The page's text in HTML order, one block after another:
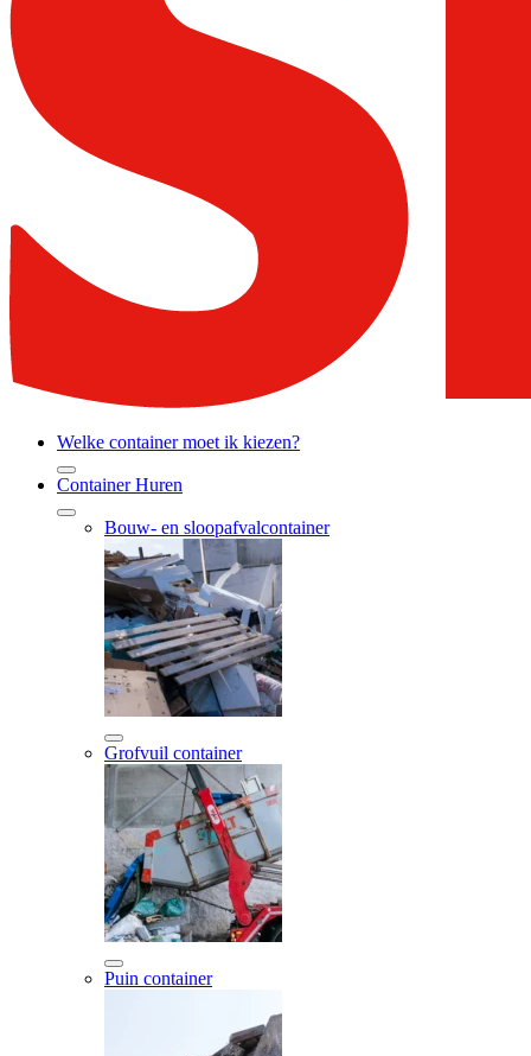
Welke container moet ik kiezen?
Container Huren
Bouw- en sloopafvalcontainer
Grofvuil container
Puin container